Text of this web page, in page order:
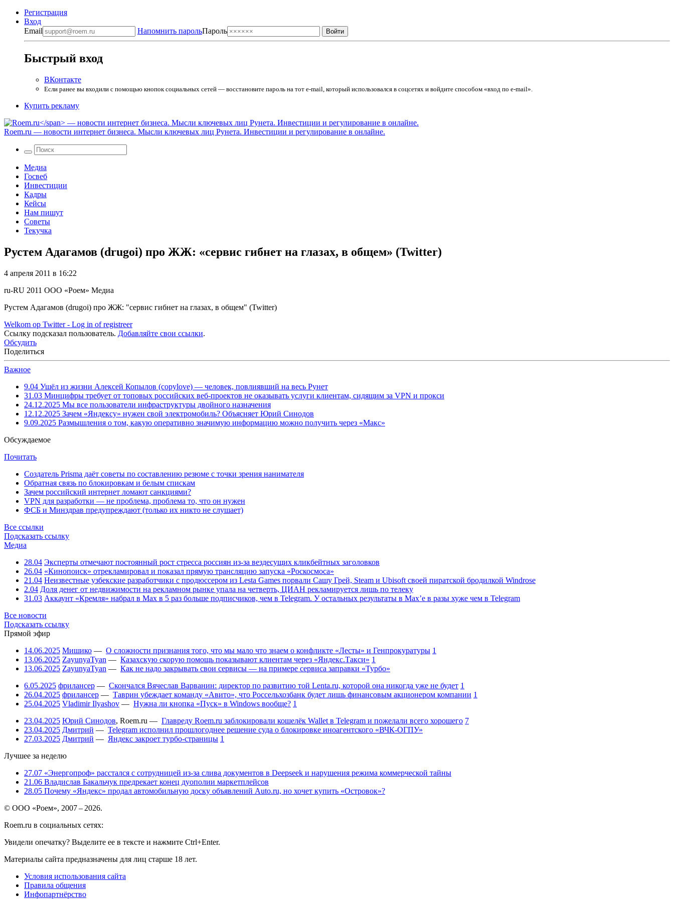
Регистрация
Вход
Email
Напомнить парольПароль
Быстрый вход
ВКонтакте
Если ранее вы входили с помощью кнопок социальных сетей — восстановите пароль на тот e-mail, который использовался в соцсетях и войдите способом «вход по e-mail».
Купить рекламу
Roem.ru — новости интернет бизнеса. Мысли ключевых лиц Рунета. Инвестиции и регулирование в онлайне.
Медиа
Госвеб
Инвестиции
Кадры
Кейсы
Нам пишут
Советы
Текучка
Рустем Адагамов (drugoi) про ЖЖ: «сервис гибнет на глазах, в общем» (Twitter)
4 апреля 2011 в 16:22
ru-RU 2011 ООО «Роем» Медиа
Рустем Адагамов (drugoi) про ЖЖ: "сервис гибнет на глазах, в общем" (Twitter)
Welkom op Twitter - Log in of registreer
Ссылку подсказал пользователь. Добавляйте свои ссылки.
Обсудить
Поделиться
Важное
9.04 Ушёл из жизни Алексей Копылов (copylove) — человек, повлиявший на весь Рунет
31.03 Минцифры требует от топовых российских веб-проектов не оказывать услуги клиентам, сидящим за VPN и прокси
24.12.2025 Мы все пользователи инфраструктуры двойного назначения
12.12.2025 Зачем «Яндексу» нужен свой электромобиль? Объясняет Юрий Синодов
9.09.2025 Размышления о том, какую оперативно значимую информацию можно получить через «Макс»
Обсуждаемое
Почитать
Создатель Prisma даёт советы по составлению резюме с точки зрения нанимателя
Обратная связь по блокировкам и белым спискам
Зачем российский интернет ломают санкциями?
VPN для разработки — не проблема, проблема то, что он нужен
ФСБ и Минздрав предупреждают (только их никто не слушает)
Все ссылки
Подсказать ссылку
Медиа
28.04 Эксперты отмечают постоянный рост стресса россиян из-за вездесущих кликбейтных заголовков
26.04 «Кинопоиск» отрекламировал и показал прямую трансляцию запуска «Роскосмоса»
21.04 Неизвестные узбекские разработчики с продюссером из Lesta Games порвали Сашу Грей, Steam и Ubisoft своей пиратской бродилкой Windrose
2.04 Доля денег от недвижимости на рекламном рынке упала на четверть, ЦИАН рекламируется лишь по телеку
31.03 Аккаунт «Кремля» набрал в Max в 5 раз больше подписчиков, чем в Telegram. У остальных результаты в Max’е в разы хуже чем в Telegram
Все новости
Подсказать ссылку
Прямой эфир
14.06.2025 Мишико — О сложности признания того, что мы мало что знаем о конфликте «Лесты» и Генпрокуратуры 1
13.06.2025 ZayunyaTyan — Казахскую скорую помощь показывают клиентам через «Яндекс.Такси» 1
13.06.2025 ZayunyaTyan — Как не надо закрывать свои сервисы — на примере сервиса заправки «Турбо»
6.05.2025 фрилансер — Скончался Вячеслав Варванин: директор по развитию той Lenta.ru, которой она никогда уже не будет 1
26.04.2025 фрилансер — Таврин убеждает команду «Авито», что Россельхозбанк будет лишь финансовым акционером компании 1
25.04.2025 Vladimir Ilyashov — Нужна ли кнопка «Пуск» в Windows вообще? 1
23.04.2025 Юрий Синодов, Roem.ru — Главреду Roem.ru заблокировали кошелёк Wallet в Telegram и пожелали всего хорошего 7
23.04.2025 Дмитрий — Telegram исполнил прошлогоднее решение суда о блокировке иноагентского «ВЧК-ОГПУ»
27.03.2025 Дмитрий — Яндекс закроет турбо-страницы 1
Лучшее за неделю
27.07 «Энергопроф» расстался с сотрудницей из-за слива документов в Deepseek и нарушения режима коммерческой тайны
21.06 Владислав Бакальчук предрекает конец дуополии маркетплейсов
28.05 Почему «Яндекс» продал автомобильную доску объявлений Auto.ru, но хочет купить «Островок»?
© ООО «Роем», 2007 – 2026.
Roem.ru в социальных сетях:
Увидели опечатку? Выделите ее в тексте и нажмите Ctrl+Enter.
Материалы сайта предназначены для лиц старше 18 лет.
Условия использования сайта
Правила общения
Инфопартнёрство